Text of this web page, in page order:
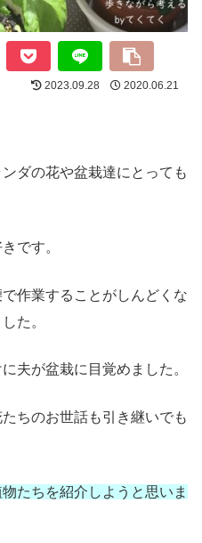
2023.09.28 2020.06.21
ダの花や盆栽達にとっても
です。
作業することがしんどくな
た。
夫が盆栽に目覚めました。
ちのお世話も引き継いでも
たちを紹介しようと思いま